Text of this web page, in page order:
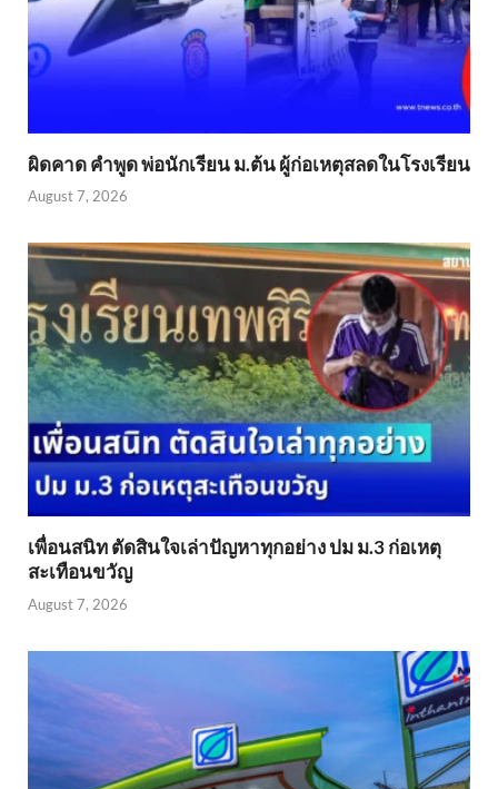
ผิดคาด คำพูด พ่อนักเรียน ม.ต้น ผู้ก่อเหตุสลดในโรงเรียน
August 7, 2026
เพื่อนสนิท ตัดสินใจเล่าปัญหาทุกอย่าง ปม ม.3 ก่อเหตุ
สะเทือนขวัญ
August 7, 2026